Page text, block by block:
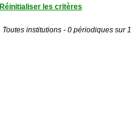
Réinitialiser les critères
Toutes institutions - 0 périodiques sur